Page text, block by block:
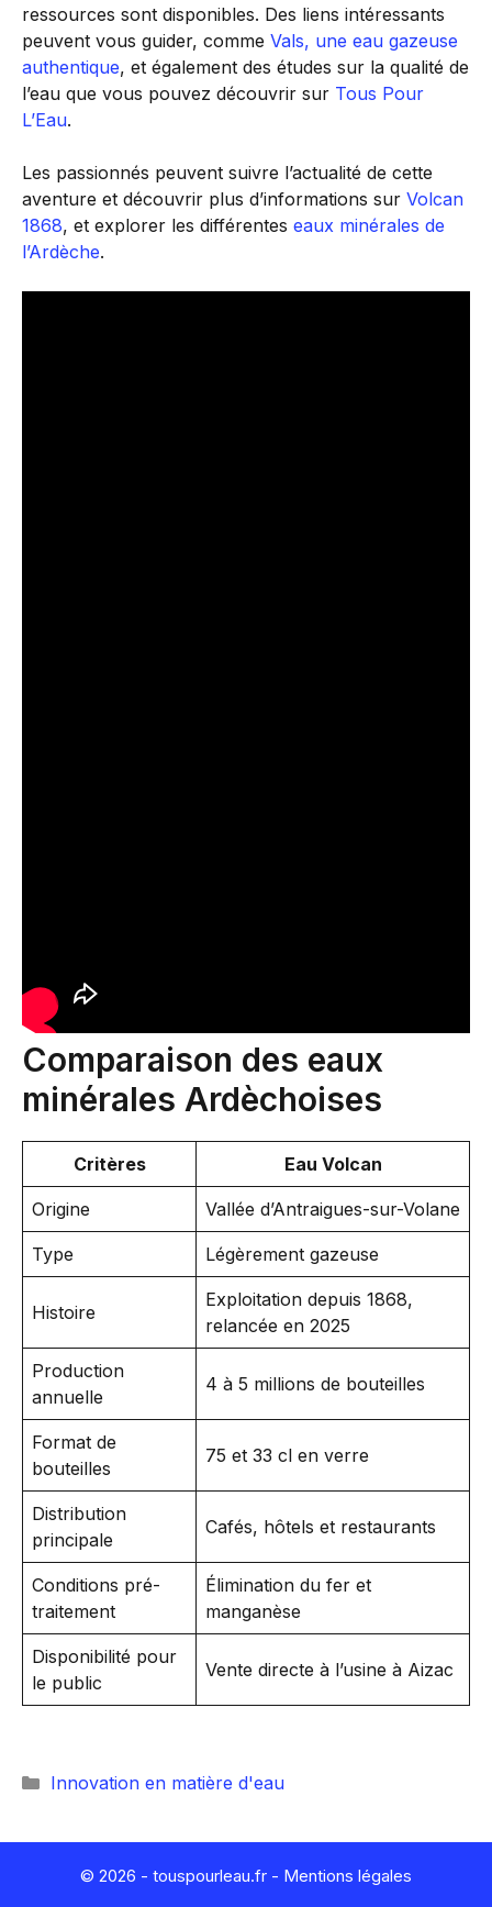
ressources sont disponibles. Des liens intéressants
peuvent vous guider, comme Vals, une eau gazeuse
authentique, et également des études sur la qualité de
l’eau que vous pouvez découvrir sur Tous Pour
L’Eau.
Les passionnés peuvent suivre l’actualité de cette
aventure et découvrir plus d’informations sur Volcan
1868, et explorer les différentes eaux minérales de
l’Ardèche.
Comparaison des eaux
minérales Ardèchoises
Critères Eau Volcan
Origine Vallée d’Antraigues-sur-Volane
Type Légèrement gazeuse
Histoire
Exploitation depuis 1868,
relancée en 2025
Production
annuelle
4 à 5 millions de bouteilles
Format de
bouteilles
75 et 33 cl en verre
Distribution
principale
Cafés, hôtels et restaurants
Conditions pré-
traitement
Élimination du fer et
manganèse
Disponibilité pour
le public
Vente directe à l’usine à Aizac
Catégories
Innovation en matière d'eau
© 2026 - touspourleau.fr - Mentions légales